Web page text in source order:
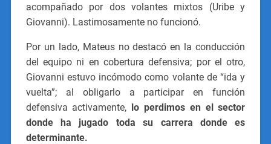
acompañado por dos volantes mixtos (Uribe y
Giovanni). Lastimosamente no funcionó.
Por un lado, Mateus no destacó en la conducción
del equipo ni en cobertura defensiva; por el otro,
Giovanni estuvo incómodo como volante de “ida y
vuelta”; al obligarlo a participar en función
defensiva activamente, lo perdimos en el sector
donde ha jugado toda su carrera donde es
determinante.